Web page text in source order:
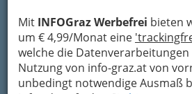
Mit INFOGraz Werbefrei bieten
um € 4,99/Monat eine
welche die
Nutzung von info-graz.at von
unbedingt notwendige Ausmaß
Fenstertechnik Handels-
Ges.m.b.H.
Dr.-Heschl-Weg 6, 8054